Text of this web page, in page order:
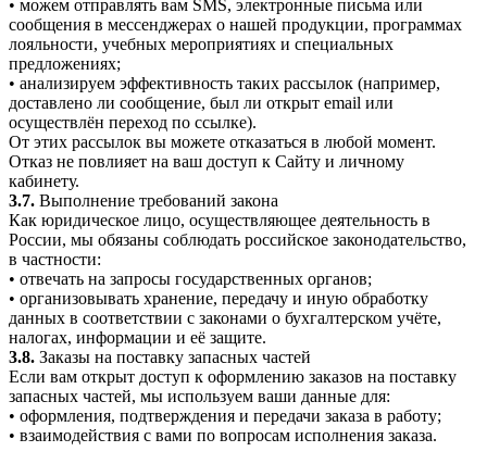
• можем отправлять вам SMS, электронные письма или
сообщения в мессенджерах о нашей продукции, программах
лояльности, учебных мероприятиях и специальных
предложениях;
• анализируем эффективность таких рассылок (например,
доставлено ли сообщение, был ли открыт email или
осуществлён переход по ссылке).
От этих рассылок вы можете отказаться в любой момент.
Отказ не повлияет на ваш доступ к Сайту и личному
кабинету.
3.7. Выполнение требований закона
Как юридическое лицо, осуществляющее деятельность в
России, мы обязаны соблюдать российское законодательство,
в частности:
• отвечать на запросы государственных органов;
• организовывать хранение, передачу и иную обработку
данных в соответствии с законами о бухгалтерском учёте,
налогах, информации и её защите.
3.8. Заказы на поставку запасных частей
Если вам открыт доступ к оформлению заказов на поставку
запасных частей, мы используем ваши данные для:
• оформления, подтверждения и передачи заказа в работу;
• взаимодействия с вами по вопросам исполнения заказа.